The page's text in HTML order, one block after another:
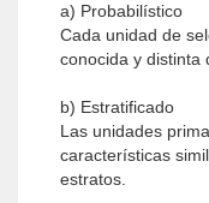
a) Probabilístico
Cada unidad de
conocida y distinta
b) Estratificado
Las unidades
características
estratos.